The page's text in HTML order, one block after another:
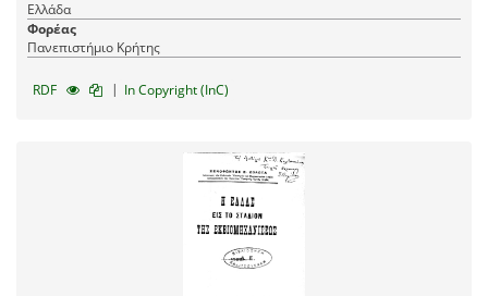
Ελλάδα
Φορέας
Πανεπιστήμιο Κρήτης
RDF | In Copyright (InC)